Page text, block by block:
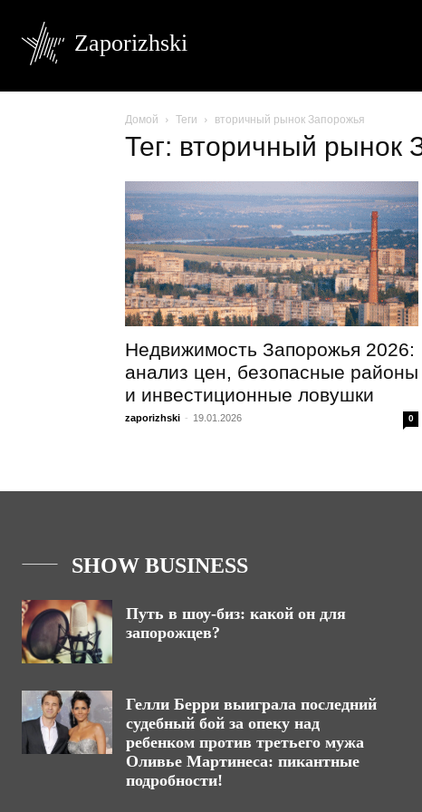
Zaporizhski
Домой Теги вторичный рынок Запорожья
Тег: вторичный рынок
Недвижимость Запорожья 2026:
анализ цен, безопасные районы
и инвестиционные ловушки
zaporizhski - 19.01.2026 0
SHOW BUSINESS
Путь в шоу-биз: какой он для
запорожцев?
Гелли Берри выиграла последний
судебный бой за опеку над
ребенком против третьего мужа
Оливье Мартинеса: пикантные
подробности!